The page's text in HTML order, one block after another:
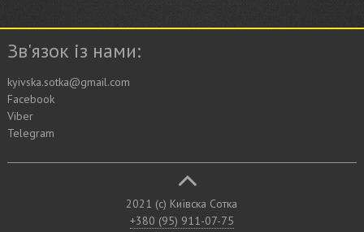
Зв'язок із нами:
kyivska.sotka@gmail.com
Facebook
Viber
Telegram
2021 (c) Київска Сотка
+380 (95) 911-07-75